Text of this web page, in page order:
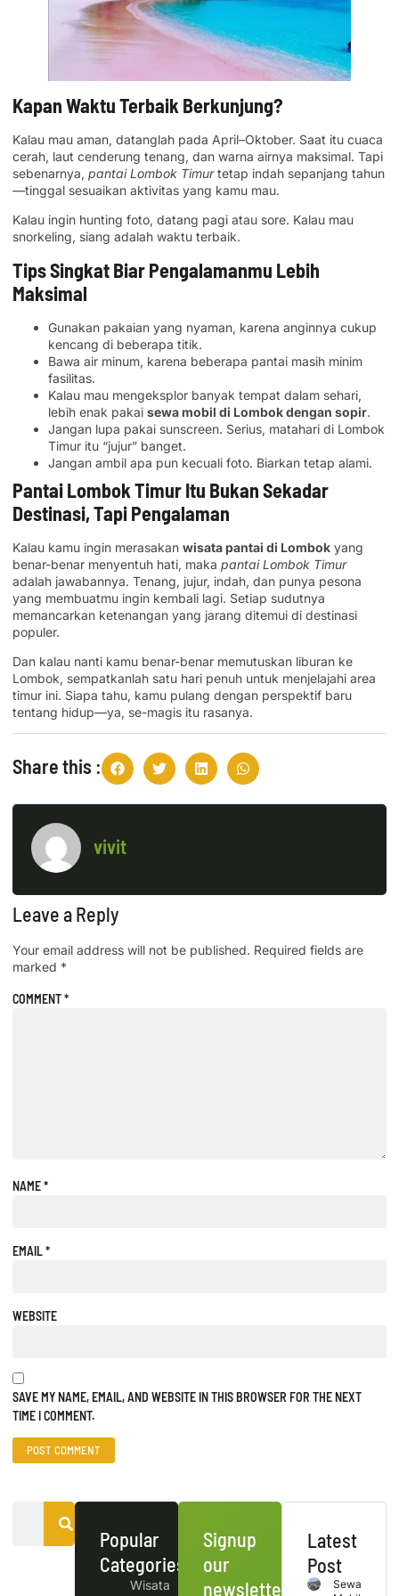
Kapan Waktu Terbaik Berkunjung?
Kalau mau aman, datanglah pada April–Oktober. Saat itu cuaca
cerah, laut cenderung tenang, dan warna airnya maksimal. Tapi
sebenarnya, pantai Lombok Timurtetap indah sepanjang tahun
—tinggal sesuaikan aktivitas yang kamu mau.
Kalau ingin hunting foto, datang pagi atau sore. Kalau mau
snorkeling, siang adalah waktu terbaik.
Tips Singkat Biar Pengalamanmu Lebih
Maksimal
Gunakan pakaian yang nyaman, karena anginnya cukup
kencang di beberapa titik.
Bawa air minum, karena beberapa pantai masih minim
fasilitas.
Kalau mau mengeksplor banyak tempat dalam sehari,
lebih enak pakai sewa mobil di Lombok dengan sopir.
Jangan lupa pakai sunscreen. Serius, matahari di Lombok
Timur itu “jujur” banget.
Jangan ambil apa pun kecuali foto. Biarkan tetap alami.
Pantai Lombok Timur Itu Bukan Sekadar
Destinasi, Tapi Pengalaman
Kalau kamu ingin merasakan wisata pantai di Lombok yang
benar-benar menyentuh hati, maka pantai Lombok Timur
adalah jawabannya. Tenang, jujur, indah, dan punya pesona
yang membuatmu ingin kembali lagi. Setiap sudutnya
memancarkan ketenangan yang jarang ditemui di destinasi
populer.
Dan kalau nanti kamu benar-benar memutuskan liburan ke
Lombok, sempatkanlah satu hari penuh untuk menjelajahi area
timur ini. Siapa tahu, kamu pulang dengan perspektif baru
tentang hidup—ya, se-magis itu rasanya.
Share this :
vivit
Leave a Reply
Your email address will not be published. Required fields are
marked *
COMMENT*
NAME*
EMAIL*
WEBSITE
SAVE MY NAME, EMAIL, AND WEBSITE IN THIS BROWSER FOR THE NEXT
TIME I COMMENT.
Popular
Categories
Wisata
Signup
our
newsletter
Latest
Post
Sewa